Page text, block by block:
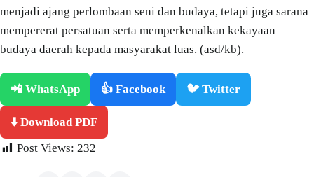
menjadi ajang perlombaan seni dan budaya, tetapi juga sarana
mempererat persatuan serta memperkenalkan kekayaan
budaya daerah kepada masyarakat luas. (asd/kb).
📲 WhatsApp 👍 Facebook 🐦 Twitter
⬇️ Download PDF
Post Views: 232